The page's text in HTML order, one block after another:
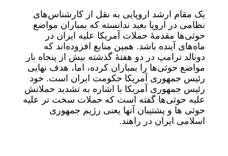
یک مقام ارشد اروپایی به نقل از کارشناس‌های
نظامی در اروپا بعید ندانسته که بمباران مواضع
حوثی‌ها مقدمۀ حملات آمریکا علیه ایران در
ماه‌های آینده باشد. همین منابع افزوده‌اند که
دونالد ترامپ در دو هفتۀ گذشته بیش از پنجاه بار
مواضع حوثی‌ها را بمباران کرده، اما، هدف نهایی
رئیس جمهوری آمریکا حکومت ایران است. خود
رئیس جمهوری آمریکا با اشاره به تشدید حملاتش
علیه حوثی‌ها گفته است که حملات سخت تر علیه
حوثی ها و پشتیبان آنها یعنی رژیم جمهوری
اسلامی ایران در راهند.